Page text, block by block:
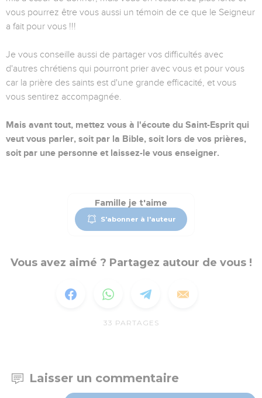
vous pourrez être vous aussi un témoin de ce que le Seigneur
a fait pour vous !!!
Je vous conseille aussi de partager vos difficultés avec
d'autres chrétiens qui pourront prier avec vous et pour vous
car la prière des saints est d'une grande efficacité, et vous
vous sentirez accompagnée.
Mais avant tout, mettez vous à l'écoute du Saint-Esprit qui
veut vous parler, soit par la Bible, soit lors de vos prières,
soit par une personne et laissez-le vous enseigner.
Famille je t'aime
S'abonner à l'auteur
Vous avez aimé ? Partagez autour de vous !
33 PARTAGES
Laisser un commentaire